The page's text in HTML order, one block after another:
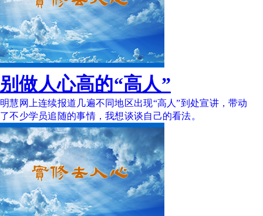
别做人心高的“高人”
明慧网上连续报道几遍不同地区出现“高人”到处宣讲，带动
了不少学员追随的事情，我想谈谈自己的看法。